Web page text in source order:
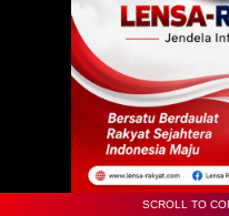
SCROLL TO